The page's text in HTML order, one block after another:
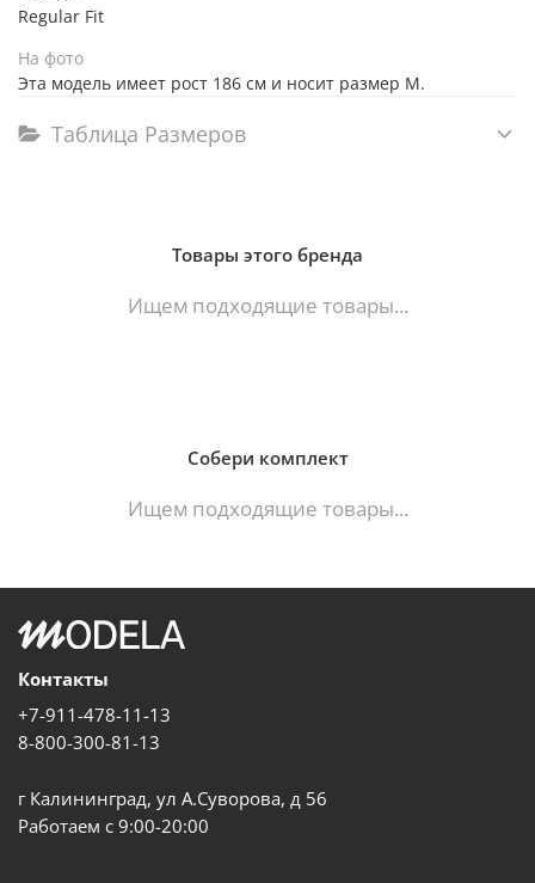
Regular Fit
На фото
Эта модель имеет рост 186 см и носит размер M.
Таблица Размеров
Товары этого бренда
Ищем подходящие товары...
Собери комплект
Ищем подходящие товары...
Контакты
+7-911-478-11-13
8-800-300-81-13
г Калининград, ул А.Суворова, д 56
Работаем с 9:00-20:00